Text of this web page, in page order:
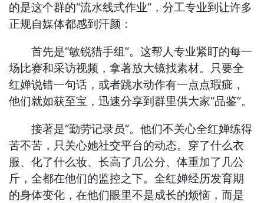
的是这个群的“流水线式作业”，分工专业到让许多
正规自媒体都感到汗颜：
首先是“敏锐猎手组”。这帮人专业紧盯的每一
场比赛和采访视频，拿著放大镜找素材。只要全
红婵说错一句话，或者跳水动作有一点点瑕疵，
他们就如获至宝，迅速分享到群里供大家“品鉴”。
接著是“勤劳记录员”。他们不关心全红婵练得
苦不苦，只关心她社交平台的动态。穿了什么衣
服、化了什么妆、长高了几公分、体重加了几公
斤，全都在他们的监控之下。全红婵经历发育期
的身体变化，在他们眼里不是成长的烦恼，而是